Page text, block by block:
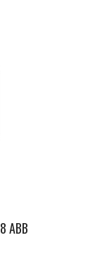
ABB